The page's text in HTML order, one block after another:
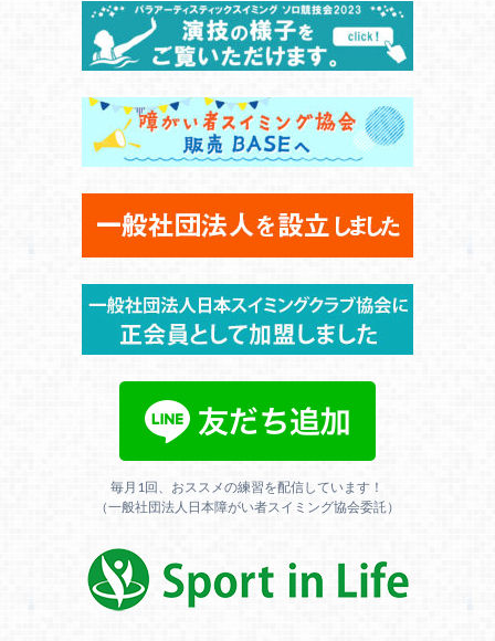
毎月1回、おススメの練習を配信しています！
（一般社団法人日本障がい者スイミング協会委託）